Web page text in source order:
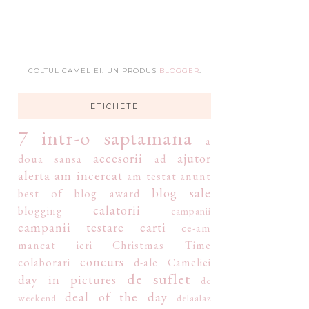
COLTUL CAMELIEI. UN PRODUS BLOGGER.
ETICHETE
7 intr-o saptamana
a
doua sansa
accesorii ad
ajutor
alerta am incercat am testat anunt
best of
blog award blog sale
blogging calatorii campanii
campanii testare carti
ce-am
mancat ieri
Christmas Time
colaborari
concurs d-ale Cameliei
day in pictures de suflet
de
weekend
deal of the day delaalaz